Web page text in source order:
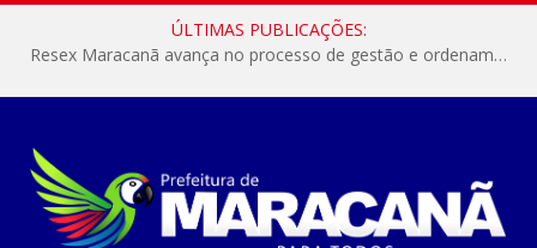
ÚLTIMAS PUBLICAÇÕES:
Resex Maracanã avança no processo de gestão e ordenamento do turismo em nossas áreas protegidas.